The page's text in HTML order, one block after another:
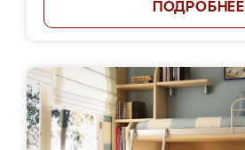
ПОДРОБНЕЕ